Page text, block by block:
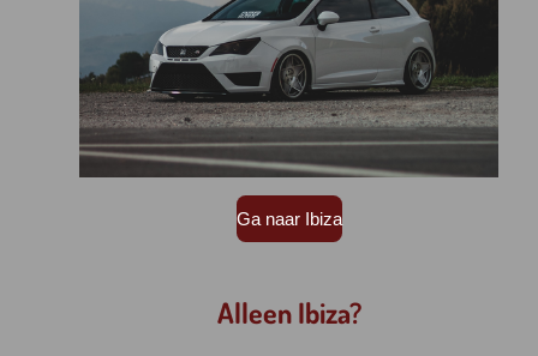
Ga naar Ibiza
Alleen Ibiza?